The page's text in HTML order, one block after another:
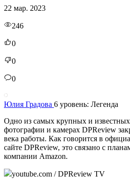
22 мар. 2023
246
0
0
0
Юлия Градова 6 уровень: Легенда
Одно из самых крупных и
фотографии и камерах DPReview
века работы. Как говорится в
сайте DPReview, это связано с
компании Amazon.
youtube.com / DPReview TV